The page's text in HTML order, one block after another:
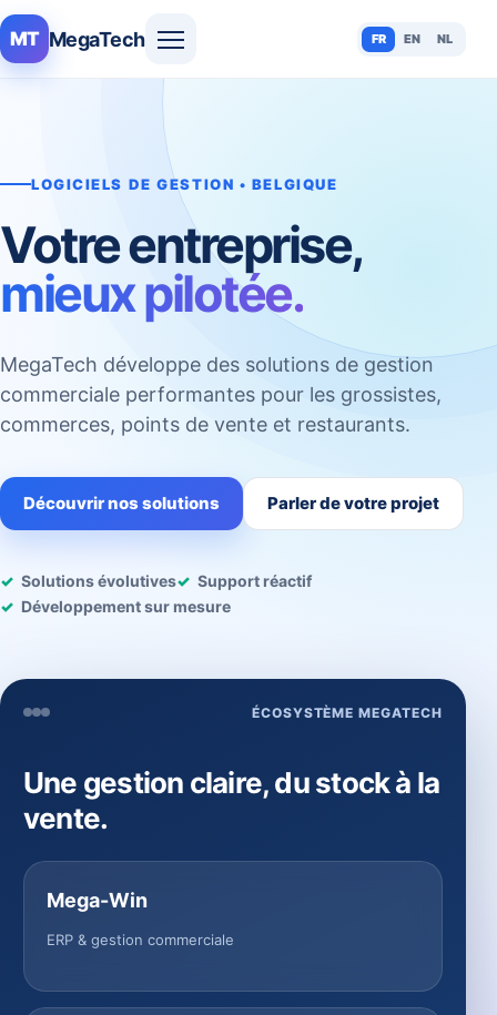
MT MegaTech FR EN NL
LOGICIELS DE GESTION • BELGIQUE
Votre entreprise,
mieux pilotée.
MegaTech développe des solutions de gestion
commerciale performantes pour les grossistes,
commerces, points de vente et restaurants.
Découvrir nos solutions Parler de votre projet
Solutions évolutives
Support réactif
Développement sur mesure
ÉCOSYSTÈME MEGATECH
Une gestion claire, du stock à la
vente.
Mega-Win
ERP & gestion commerciale